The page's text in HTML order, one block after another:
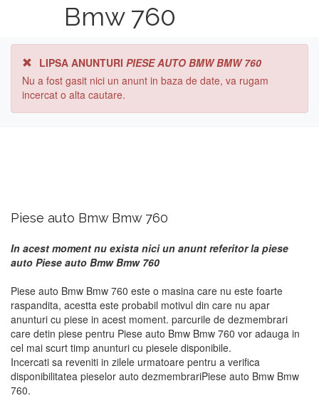
Bmw 760
LIPSA ANUNTURI PIESE AUTO BMW BMW 760
Nu a fost gasit nici un anunt in baza de date, va rugam
incercat o alta cautare.
Piese auto Bmw Bmw 760
In acest moment nu exista nici un anunt referitor la piese
auto Piese auto Bmw Bmw 760
Piese auto Bmw Bmw 760 este o masina care nu este foarte
raspandita, acestta este probabil motivul din care nu apar
anunturi cu piese in acest moment. parcurile de dezmembrari
care detin piese pentru Piese auto Bmw Bmw 760 vor adauga in
cel mai scurt timp anunturi cu piesele disponibile.
Incercati sa reveniti in zilele urmatoare pentru a verifica
disponibilitatea pieselor auto dezmembrariPiese auto Bmw Bmw
760.